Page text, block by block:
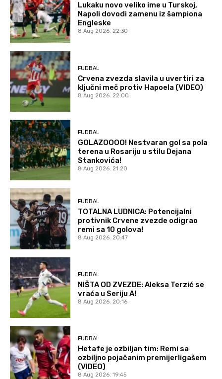
Lukaku novo veliko ime u Turskoj,
Napoli dovodi zamenu iz šampiona
Engleske
8 Aug 2026. 22:30
FUDBAL
Crvena zvezda slavila u uvertiri za
ključni meč protiv Hapoela (VIDEO)
8 Aug 2026. 22:00
FUDBAL
GOLAZOOOO! Nestvaran gol sa pola
terena u Rosariju u stilu Dejana
Stankovića!
8 Aug 2026. 21:20
FUDBAL
TOTALNA LUDNICA: Potencijalni
protivnik Crvene zvezde odigrao
remi sa 10 golova!
8 Aug 2026. 20:47
FUDBAL
NIŠTA OD ZVEZDE: Aleksa Terzić se
vraća u Seriju A!
8 Aug 2026. 20:16
FUDBAL
Hetafe je ozbiljan tim: Remi sa
ozbiljno pojačanim premijerligašem
(VIDEO)
8 Aug 2026. 19:45